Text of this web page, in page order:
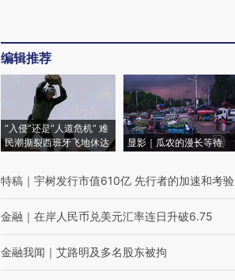
编辑推荐
“入侵”还是“人道危机” 难
民潮撕裂西班牙飞地休达
显影｜瓜农的漫长等待
特稿 ｜ 宇树发行市值610亿 先行者的加速和考验
金融 ｜ 在岸人民币兑美元汇率连日升破6.75
金融我闻 ｜ 艾路明及多名股东被拘